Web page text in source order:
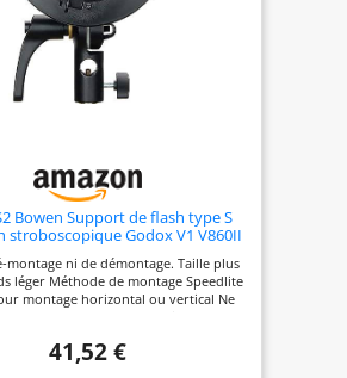
Bowen Support de flash type S
stroboscopique Godox V1 V860II
AD200Pro AD400Pro Speedlite
montage ni de démontage. Taille plus
léger Méthode de montage Speedlite
montage horizontal ou vertical Ne
pas de velcro, pas de pression sur la
Le support Bowens ajoute la plupart
41,52 €